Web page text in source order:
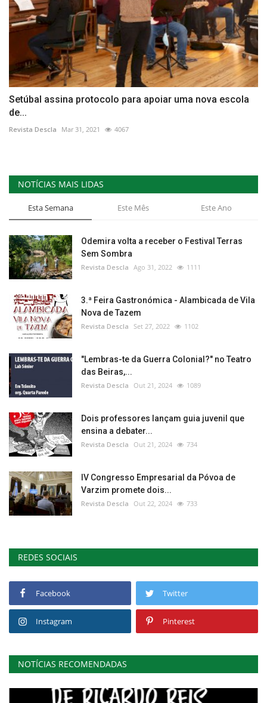
Setúbal assina protocolo para apoiar uma nova escola
de...
Revista Descla Mar 31, 2021 4067
NOTÍCIAS MAIS LIDAS
Esta Semana Este Mês Este Ano
Odemira volta a receber o Festival Terras
Sem Sombra
Revista Descla Ago 31, 2022 1111
3.ª Feira Gastronómica - Alambicada de Vila
Nova de Tazem
Revista Descla Set 27, 2022 1102
"Lembras-te da Guerra Colonial?" no Teatro
das Beiras,...
Revista Descla Out 21, 2024 1089
Dois professores lançam guia juvenil que
ensina a debater...
Revista Descla Out 21, 2024 734
IV Congresso Empresarial da Póvoa de
Varzim promete dois...
Revista Descla Out 22, 2024 733
REDES SOCIAIS
Facebook Twitter
Instagram Pinterest
NOTÍCIAS RECOMENDADAS